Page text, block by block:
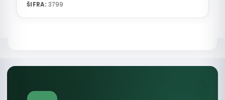
ŠIFRA: 3799